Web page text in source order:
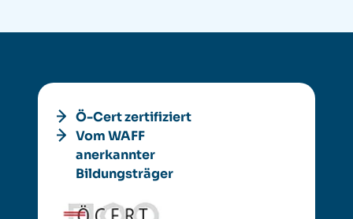
Ö-Cert zertifiziert
Vom WAFF
anerkannter
Bildungsträger